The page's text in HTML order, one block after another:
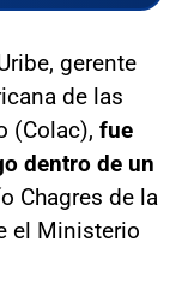
gerente
de las
(Colac), fue
dentro de un
Chagres de la
el Ministerio